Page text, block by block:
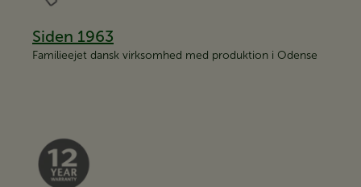
Siden 1963
Familieejet dansk virksomhed med produktion i Odense